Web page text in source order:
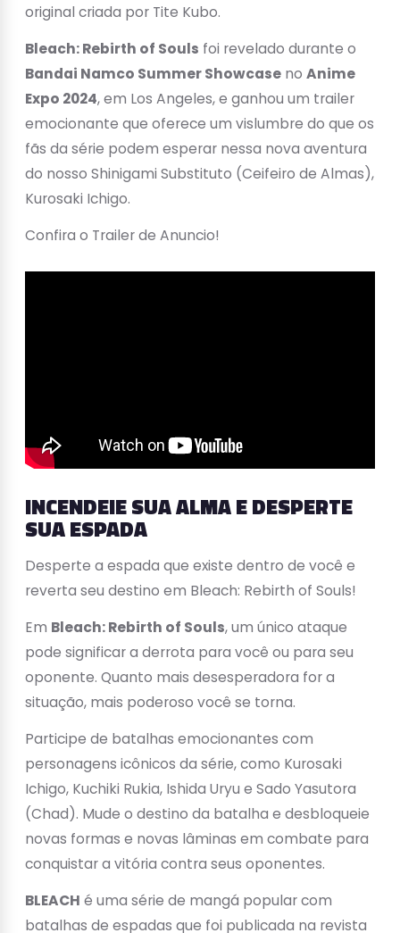
original criada por Tite Kubo.
Bleach: Rebirth of Souls foi revelado durante o
Bandai Namco Summer Showcase no Anime
Expo 2024, em Los Angeles, e ganhou um trailer
emocionante que oferece um vislumbre do que os
fãs da série podem esperar nessa nova aventura
do nosso Shinigami Substituto (Ceifeiro de Almas),
Kurosaki Ichigo.
Confira o Trailer de Anuncio!
INCENDEIE SUA ALMA E DESPERTE
SUA ESPADA
Desperte a espada que existe dentro de você e
reverta seu destino em Bleach: Rebirth of Souls!
Em Bleach: Rebirth of Souls, um único ataque
pode significar a derrota para você ou para seu
oponente. Quanto mais desesperadora for a
situação, mais poderoso você se torna.
Participe de batalhas emocionantes com
personagens icônicos da série, como Kurosaki
Ichigo, Kuchiki Rukia, Ishida Uryu e Sado Yasutora
(Chad). Mude o destino da batalha e desbloqueie
novas formas e novas lâminas em combate para
conquistar a vitória contra seus oponentes.
BLEACH é uma série de mangá popular com
batalhas de espadas que foi publicada na revista